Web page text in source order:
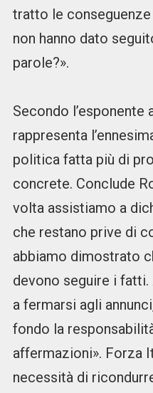
tratto le
non hanno dato
parole?».
Secondo l’esponente
rappresenta
politica fatta più di
concrete. Conclude
volta assistiamo a
che restano prive di
abbiamo dimostrato
devono seguire i
a fermarsi agli
fondo la
affermazioni». Forza
necessità di